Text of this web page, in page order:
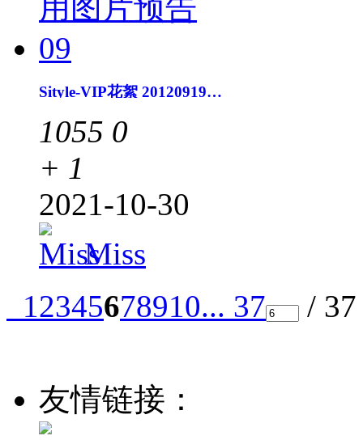
Sityle-VIP花絮 20120919花絮及末使用图片预告09
1055 0
+ 1
2021-10-30
Miss
1 2345678910... 37 /
友情链接：